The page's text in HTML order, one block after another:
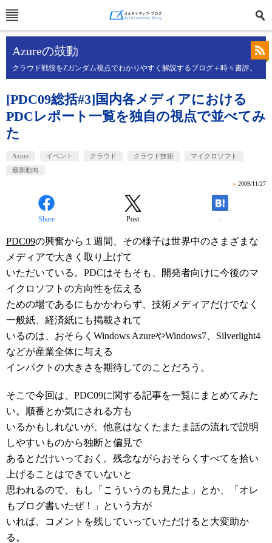
Azureの鼓動
クラウド戦役をZガンダム視点でわかりやすく解説するブログ＋時々書評。
[PDC09総括#3]国内各メディアにおける
PDCレポート一覧を独自の視点で並べてみ
た
Azure イベント クラウド クラウド技術
マイクロソフト
最新動向
» 2009/11/27
Share Post -
PDC09の興奮から１週間、その様子は世界中のさまざまな
メディアで大きく取り上げて
いただいている。PDCはそもそも、開発者向けに今後のマ
イクロソフトの方向性を伝える
ための場であるにもかかわらず、技術メディアだけでなく
一般紙、経済紙にも掲載されて
いるのは、おそらくWindows AzureやWindows7、Silverlight4
などが産業全体に与える
インパクトの大きさを期待してのことだろう。
そこで今回は、PDC09に関する記事を一覧にまとめてみた
い。順番とか気にされる方も
いるかもしれないが、他意はなくたまたま話の流れで説明
しやすいものから独断と偏見で
あるとだけいっておく。残念ながらおそらくすべてを拾い
上げることはできていないと
思われるので、もし「こういうのも見たよ」とか、「オレ
もブログ書いたぜ！」という方が
いれば、コメントを残していっていただけると大変助か
る。